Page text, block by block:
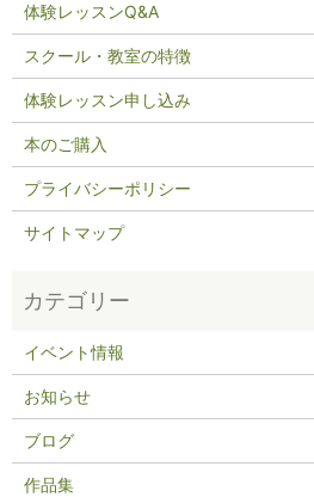
体験レッスンQ&A
スクール・教室の特徴
体験レッスン申し込み
本のご購入
プライバシーポリシー
サイトマップ
イベント情報
お知らせ
ブログ
作品集